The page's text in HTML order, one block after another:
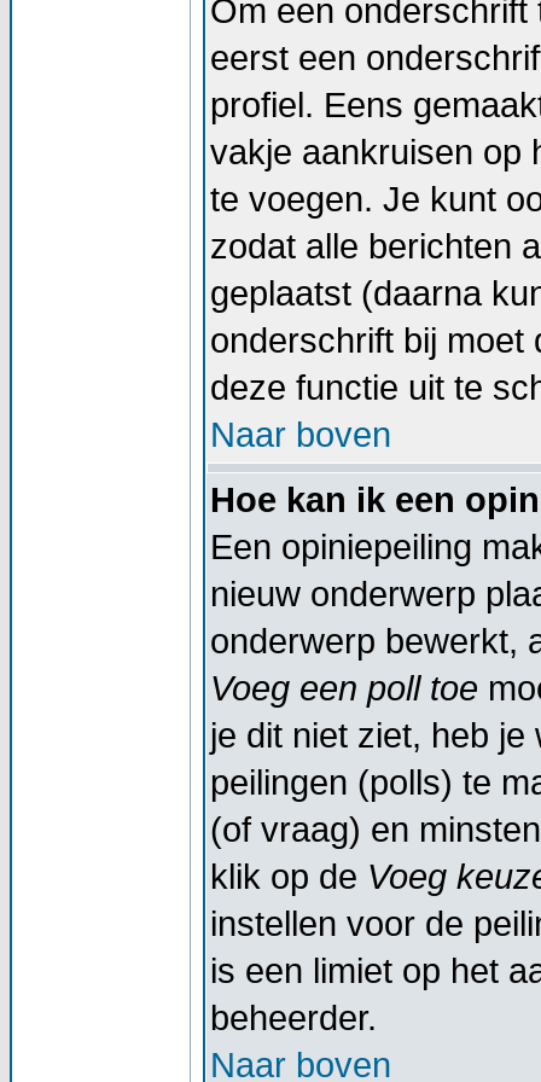
Om een
eerst een
profiel. Eens
vakje aankruisen op
te voegen. Je kunt
zodat alle berichten
geplaatst (daarna
onderschrift bij moet
deze functie uit te
Naar boven
Hoe kan ik een
Een opiniepeiling
nieuw onderwerp
onderwerp bewerkt,
Voeg een poll toe
je dit niet ziet, heb
peilingen (polls) te
(of vraag) en
klik op de Voeg
instellen voor de
is een limiet op het
beheerder.
Naar boven